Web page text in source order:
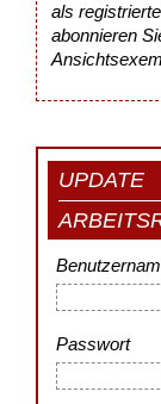
als
abonnieren
UPDATE
Passwort